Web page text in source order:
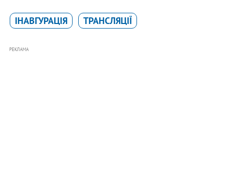
ІНАВГУРАЦІЯ ТРАНСЛЯЦІЇ
РЕКЛАМА